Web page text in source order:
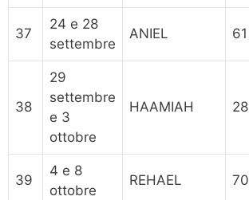
37
24 e 28
settembre
ANIEL 61
38
29
settembre
e 3
ottobre
HAAMIAH 28
39
4 e 8
ottobre
REHAEL 70